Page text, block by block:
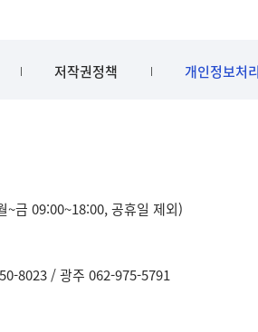
저작권정책 개인정보처
금 09:00~18:00, 공휴일 제외)
8023
광주 062-975-5791